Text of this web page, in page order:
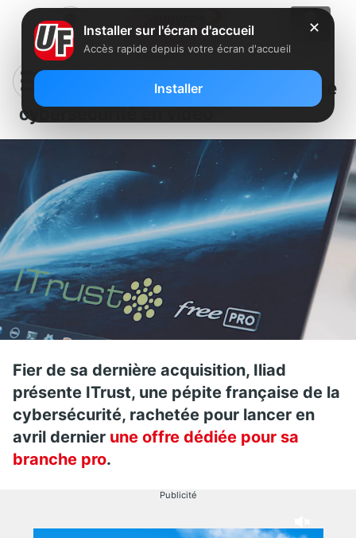
Free présente sa nouvelle branche
cybersécurité en vidéo
Fier de sa dernière acquisition, Iliad
présente ITrust, une pépite française de la
cybersécurité, rachetée pour lancer en
avril dernier une offre dédiée pour sa
branche pro.
Publicité
✕
Installer sur l'écran d'accueil
Accès rapide depuis votre écran d'accueil
Installer